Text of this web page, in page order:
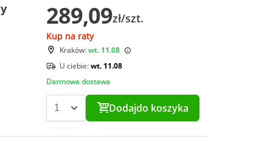
289,09zł/szt.
Kup na raty
Kraków:wt. 11.08
U ciebie:wt. 11.08
Darmowa dostawa
Dodajdo koszyka